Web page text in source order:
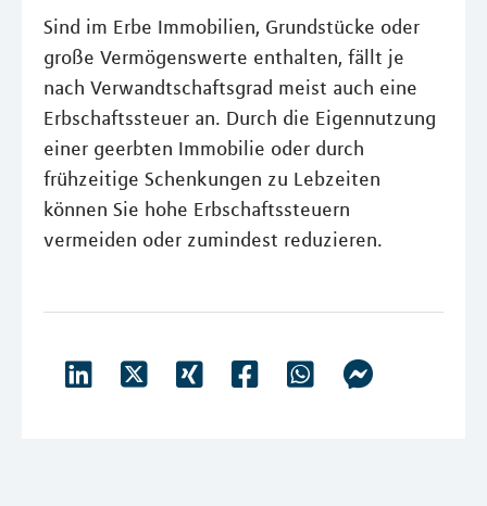
Sind im Erbe Immobilien, Grundstücke oder
große Vermögenswerte enthalten, fällt je
nach Verwandtschaftsgrad meist auch eine
Erbschaftssteuer an. Durch die Eigennutzung
einer geerbten Immobilie oder durch
frühzeitige Schenkungen zu Lebzeiten
können Sie hohe Erbschaftssteuern
vermeiden oder zumindest reduzieren.